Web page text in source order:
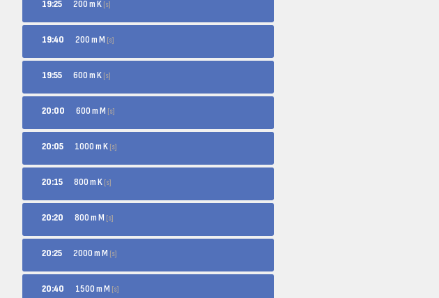
19:25 200 m K [s]
19:40 200 m M [s]
19:55 600 m K [s]
20:00 600 m M [s]
20:05 1000 m K [s]
20:15 800 m K [s]
20:20 800 m M [s]
20:25 2000 m M [s]
20:40 1500 m M [s]